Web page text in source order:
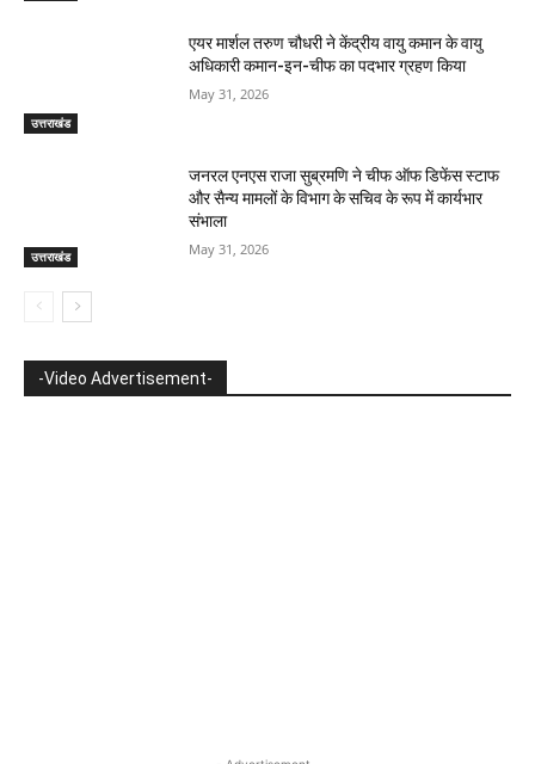
उत्तराखंड
एयर मार्शल तरुण चौधरी ने केंद्रीय वायु कमान के वायु
अधिकारी कमान-इन-चीफ का पदभार ग्रहण किया
May 31, 2026
उत्तराखंड
जनरल एनएस राजा सुब्रमणि ने चीफ ऑफ डिफेंस स्टाफ
और सैन्य मामलों के विभाग के सचिव के रूप में कार्यभार
संभाला
May 31, 2026
-Video Advertisement-